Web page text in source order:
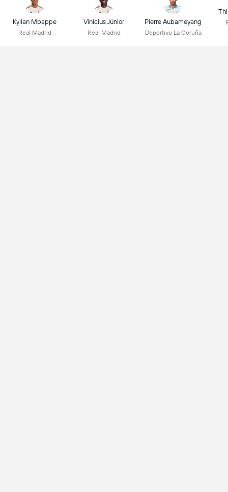
Kylian Mbappe
Real Madrid
Vinicius Júnior
Real Madrid
Pierre Aubameyang
Deportivo La Coruña